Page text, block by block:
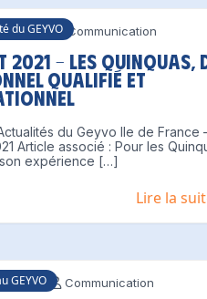
du GEYVO
2021 Communication
– Les Quinquas,
qualifié et
du Geyvo Ile de France
Article associé : Pour les
expérience […]
Lire la
GEYVO
2021 Communication